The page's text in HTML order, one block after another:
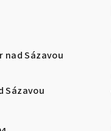
nad Sázavou
Sázavou